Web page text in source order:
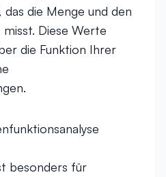
das die Menge und den
Diese Werte
die Funktion Ihrer
besonders für